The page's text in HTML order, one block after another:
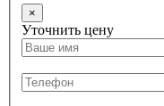
×
Уточнить цену